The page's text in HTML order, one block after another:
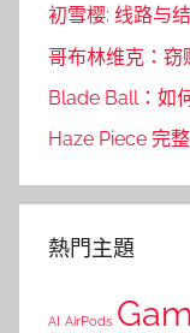
初雪樱: 线路与
哥布林维克：窃
Blade Ball：如
Haze Piece 完
熱門主題
AI AirPods